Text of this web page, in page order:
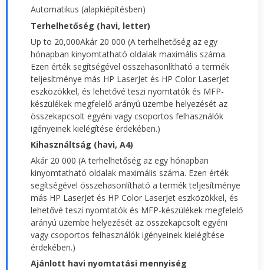
Automatikus (alapkiépítésben)
Terhelhetőség (havi, letter)
Up to 20,000Akár 20 000 (A terhelhetőség az egy
hónapban kinyomtatható oldalak maximális száma.
Ezen érték segítségével összehasonlítható a termék
teljesítménye más HP LaserJet és HP Color LaserJet
eszközökkel, és lehetővé teszi nyomtatók és MFP-
készülékek megfelelő arányú üzembe helyezését az
összekapcsolt egyéni vagy csoportos felhasználók
igényeinek kielégítése érdekében.)
Kihasználtság (havi, A4)
Akár 20 000 (A terhelhetőség az egy hónapban
kinyomtatható oldalak maximális száma. Ezen érték
segítségével összehasonlítható a termék teljesítménye
más HP LaserJet és HP Color LaserJet eszközökkel, és
lehetővé teszi nyomtatók és MFP-készülékek megfelelő
arányú üzembe helyezését az összekapcsolt egyéni
vagy csoportos felhasználók igényeinek kielégítése
érdekében.)
Ajánlott havi nyomtatási mennyiség